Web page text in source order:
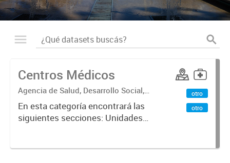
Centros Médicos
Agencia de Salud, Desarrollo Social,
Ambiente y Hábitat
En esta categoría encontrará las
siguientes secciones: Unidades
Respiratorios,
otro
otro